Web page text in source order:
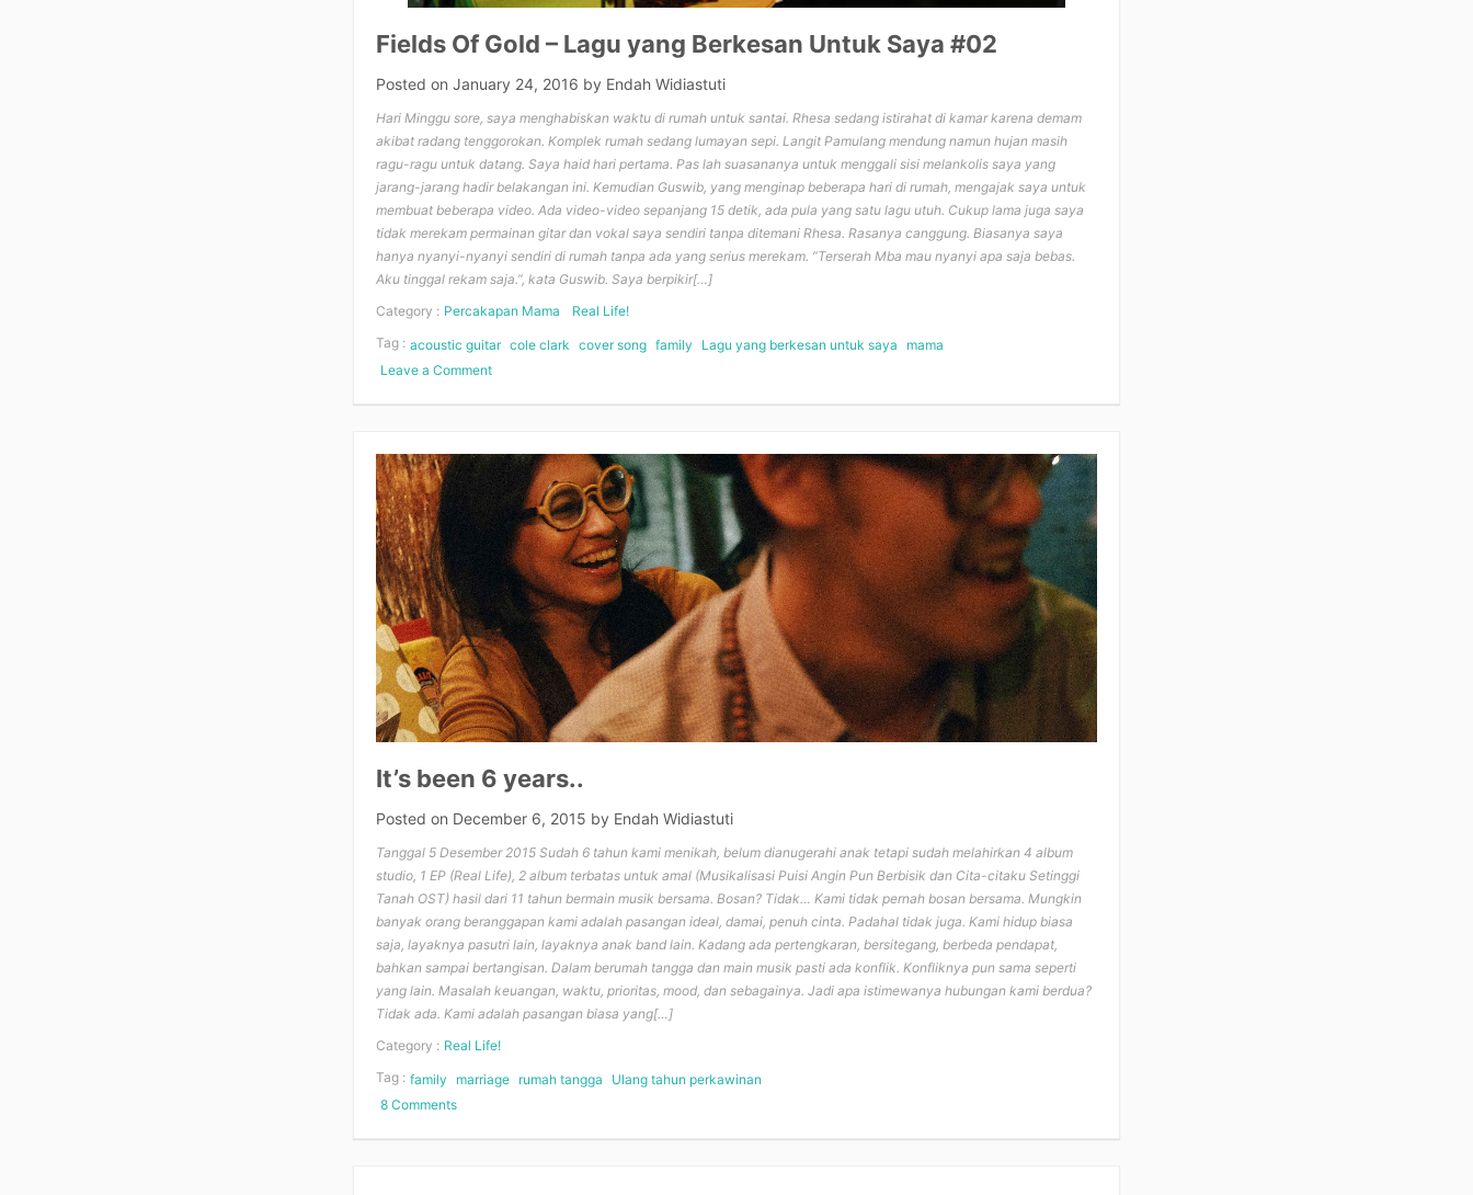
Fields Of Gold – Lagu yang Berkesan Untuk Saya #02
Posted on January 24, 2016 by Endah Widiastuti
Hari Minggu sore, saya menghabiskan waktu di rumah untuk santai. Rhesa sedang istirahat di kamar karena demam
akibat radang tenggorokan. Komplek rumah sedang lumayan sepi. Langit Pamulang mendung namun hujan masih
ragu-ragu untuk datang. Saya haid hari pertama. Pas lah suasananya untuk menggali sisi melankolis saya yang
jarang-jarang hadir belakangan ini. Kemudian Guswib, yang menginap beberapa hari di rumah, mengajak saya untuk
membuat beberapa video. Ada video-video sepanjang 15 detik, ada pula yang satu lagu utuh. Cukup lama juga saya
tidak merekam permainan gitar dan vokal saya sendiri tanpa ditemani Rhesa. Rasanya canggung. Biasanya saya
hanya nyanyi-nyanyi sendiri di rumah tanpa ada yang serius merekam. “Terserah Mba mau nyanyi apa saja bebas.
Aku tinggal rekam saja.”, kata Guswib. Saya berpikir[…]
Category : Percakapan Mama
Real Life!
Tag : acoustic guitar cole clark cover song family Lagu yang berkesan untuk saya
mama
Leave a Comment
–
Lagu
yang
Berkesan
Untuk
Saya
#02
It’s been 6 years..
Posted on December 6, 2015 by Endah Widiastuti
Tanggal 5 Desember 2015 Sudah 6 tahun kami menikah, belum dianugerahi anak tetapi sudah melahirkan 4 album
studio, 1 EP (Real Life), 2 album terbatas untuk amal (Musikalisasi Puisi Angin Pun Berbisik dan Cita-citaku Setinggi
Tanah OST) hasil dari 11 tahun bermain musik bersama. Bosan? Tidak… Kami tidak pernah bosan bersama. Mungkin
banyak orang beranggapan kami adalah pasangan ideal, damai, penuh cinta. Padahal tidak juga. Kami hidup biasa
saja, layaknya pasutri lain, layaknya anak band lain. Kadang ada pertengkaran, bersitegang, berbeda pendapat,
bahkan sampai bertangisan. Dalam berumah tangga dan main musik pasti ada konflik. Konfliknya pun sama seperti
yang lain. Masalah keuangan, waktu, prioritas, mood, dan sebagainya. Jadi apa istimewanya hubungan kami berdua?
Tidak ada. Kami adalah pasangan biasa yang[…]
Category : Real Life!
Tag : family marriage rumah tangga
Ulang tahun perkawinan
8 Comments